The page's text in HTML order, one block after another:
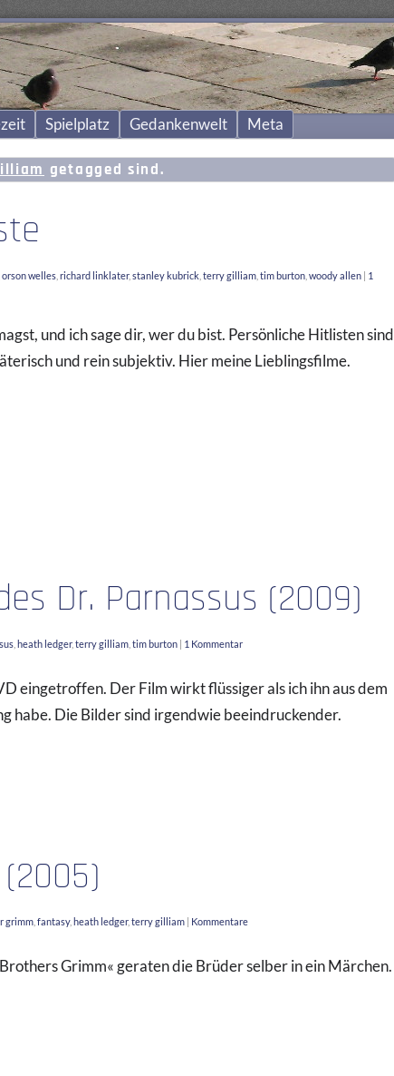
Spielplatz Gedankenwelt Meta
getagged sind.
orson welles richard linklater, stanley kubrick terry gilliam tim burton woody allen | 1
und ich sage dir, wer du bist. Persönliche Hitlisten sind
und rein subjektiv. Hier meine Lieblingsfilme.
Dr. Parnassus (2009)
heath ledger, terry gilliam tim burton 1 Kommentar
eingetroffen. Der Film wirkt flüssiger als ich ihn aus dem
habe. Die Bilder sind irgendwie beeindruckender.
grimm fantasy, heath ledger, terry gilliam Kommentare
Grimm« geraten die Brüder selber in ein Märchen.